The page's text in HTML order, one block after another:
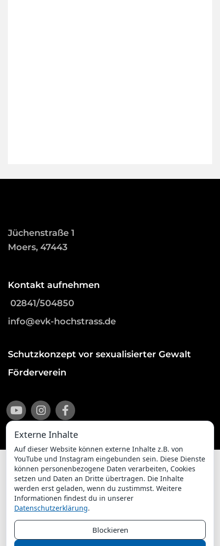
Jüchenstraße 1
Moers, 47443
Kontakt aufnehmen
02841/504850
info@evk-hochstrass.de
Schutzkonzept vor sexualisierter Gewalt
Förderverein
Impressum
Datenschutzerklärung
ChurchDesk-Login
Externe Inhalte
Auf dieser Website können externe Inhalte z.B. von
YouTube und Instagram eingebunden sein. Diese Dienste
können personenbezogene Daten verarbeiten, Cookies
setzen und Daten an Dritte übertragen. Die Inhalte
werden erst geladen, wenn du zustimmst. Weitere
Informationen findest du in unserer
Datenschutzerklärung.
Blockieren